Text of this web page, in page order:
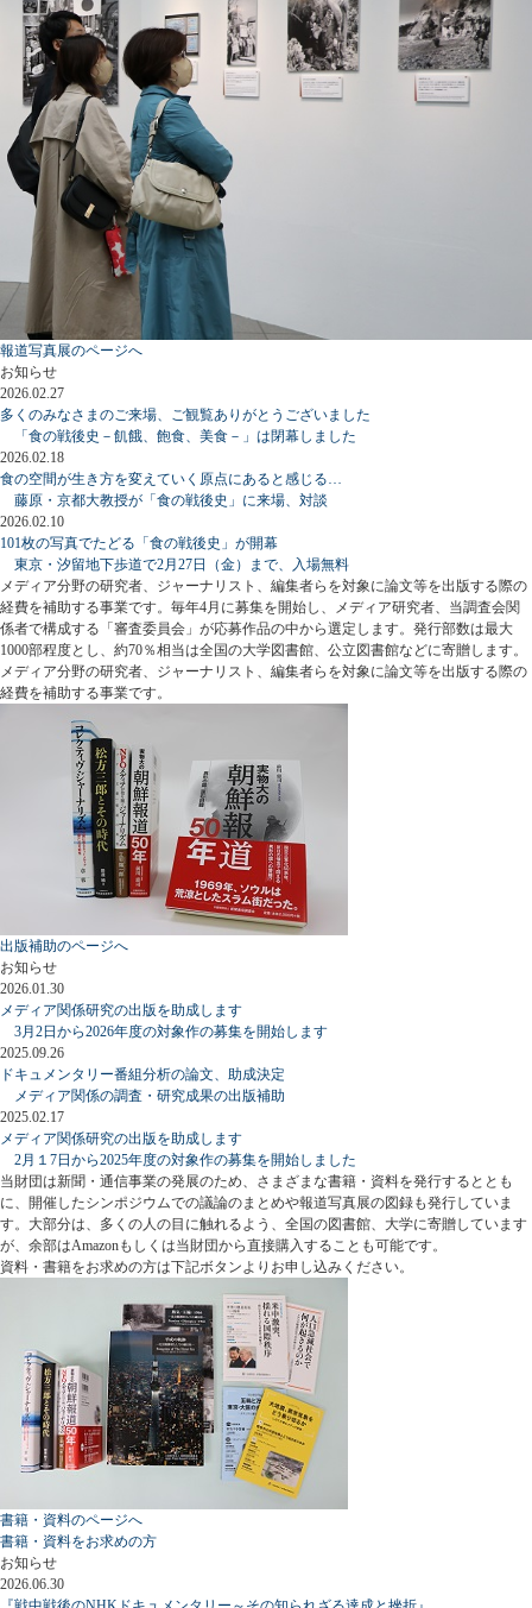
報道写真展のページへ
お知らせ
2026.02.27
多くのみなさまのご来場、ご観覧ありがとうございました
「食の戦後史－飢餓、飽食、美食－」は閉幕しました
2026.02.18
食の空間が生き方を変えていく原点にあると感じる…
藤原・京都大教授が「食の戦後史」に来場、対談
2026.02.10
101枚の写真でたどる「食の戦後史」が開幕
東京・汐留地下歩道で2月27日（金）まで、入場無料
メディア分野の研究者、ジャーナリスト、編集者らを対象に論文等を出版する際の
経費を補助する事業です。毎年4月に募集を開始し、メディア研究者、当調査会関
係者で構成する「審査委員会」が応募作品の中から選定します。発行部数は最大
1000部程度とし、約70％相当は全国の大学図書館、公立図書館などに寄贈します。
メディア分野の研究者、ジャーナリスト、編集者らを対象に論文等を出版する際の
経費を補助する事業です。
出版補助のページへ
お知らせ
2026.01.30
メディア関係研究の出版を助成します
3月2日から2026年度の対象作の募集を開始します
2025.09.26
ドキュメンタリー番組分析の論文、助成決定
メディア関係の調査・研究成果の出版補助
2025.02.17
メディア関係研究の出版を助成します
2月１7日から2025年度の対象作の募集を開始しました
当財団は新聞・通信事業の発展のため、さまざまな書籍・資料を発行するととも
に、開催したシンポジウムでの議論のまとめや報道写真展の図録も発行していま
す。大部分は、多くの人の目に触れるよう、全国の図書館、大学に寄贈しています
が、余部はAmazonもしくは当財団から直接購入することも可能です。
資料・書籍をお求めの方は下記ボタンよりお申し込みください。
書籍・資料のページへ
書籍・資料をお求めの方
お知らせ
2026.06.30